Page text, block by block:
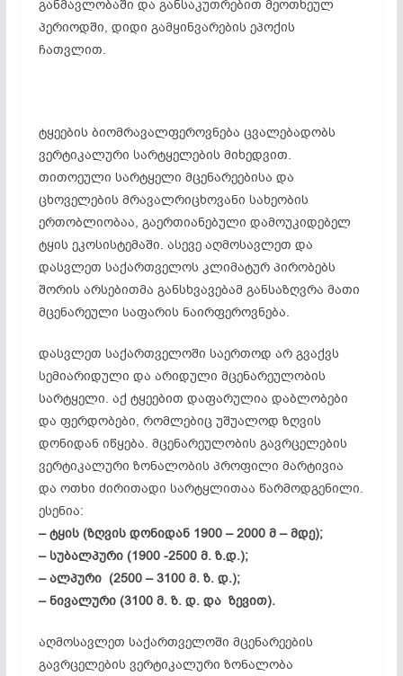
განმავლობაში და განსაკუთრებით მეოთხეულ
პერიოდში, დიდი გამყინვარების ეპოქის
ჩათვლით.
ტყეების ბიომრავალფეროვნება ცვალებადობს
ვერტიკალური სარტყელების მიხედვით.
თითოეული სარტყელი მცენარეებისა და
ცხოველების მრავალრიცხოვანი სახეობის
ერთობლიობაა, გაერთიანებული დამოუკიდებელ
ტყის ეკოსისტემაში. ასევე აღმოსავლეთ და
დასვლეთ საქართველოს კლიმატურ პირობებს
შორის არსებითმა განსხვავებამ განსაზღვრა მათი
მცენარეული საფარის ნაირფეროვნება.
დასვლეთ საქართველოში საერთოდ არ გვაქვს
სემიარიდული და არიდული მცენარეულობის
სარტყელი. აქ ტყეებით დაფარულია დაბლობები
და ფერდობები, რომლებიც უშუალოდ ზღვის
დონიდან იწყება. მცენარეულობის გავრცელების
ვერტიკალური ზონალობის პროფილი მარტივია
და ოთხი ძირითადი სარტყლითაა წარმოდგენილი.
ესენია:
– ტყის (ზღვის დონიდან 1900 – 2000 მ – მდე);
– სუბალპური (1900 -2500 მ. ზ.დ.);
– ალპური (2500 – 3100 მ. ზ. დ.);
– ნივალური (3100 მ. ზ. დ. და ზევით).
აღმოსავლეთ საქართველოში მცენარეების
გავრცელების ვერტიკალური ზონალობა